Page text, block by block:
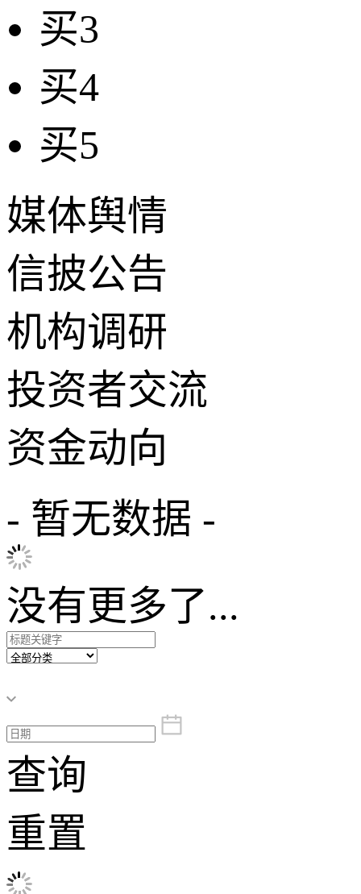
买3
买4
买5
媒体舆情
信披公告
机构调研
投资者交流
资金动向
- 暂无数据 -
没有更多了...
查询
重置